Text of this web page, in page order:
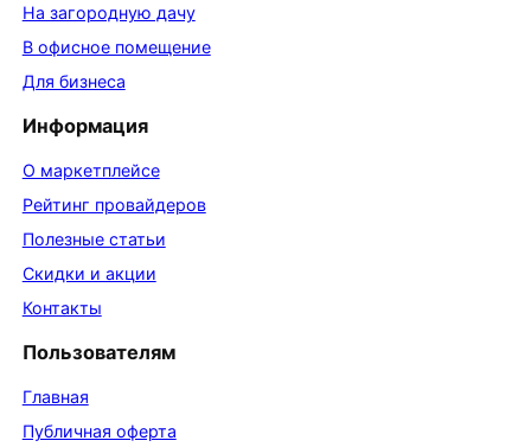
На загородную дачу
В офисное помещение
Для бизнеса
Информация
О маркетплейсе
Рейтинг провайдеров
Полезные статьи
Скидки и акции
Контакты
Пользователям
Главная
Публичная оферта